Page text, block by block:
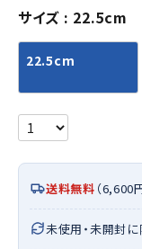
サイズ 22.5cm
22.5cm
送料無料 （6,600
未使用・未開封